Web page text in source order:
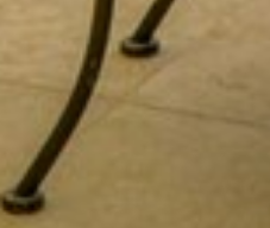
CÔTÉ MER